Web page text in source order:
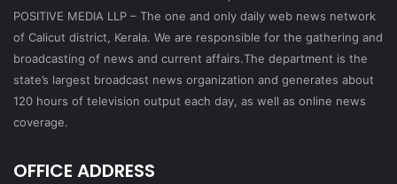
POSITIVE MEDIA LLP – The one and only daily web news network
of Calicut district, Kerala. We are responsible for the gathering and
broadcasting of news and current affairs.The department is the
state’s largest broadcast news organization and generates about
120 hours of television output each day, as well as online news
coverage.
OFFICE ADDRESS